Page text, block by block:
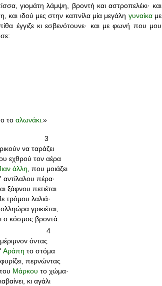
γιομάτη λάμψη, βροντή και αστροπελέκι· και
ιδού μες στην καπνίλα μία μεγάλη γυναίκαμε
έγγιζε κι εσβενότουνε· και με φωνή που μου
το αλωνάκι .»
3
να ταράζει
εχθρού τον αέρα
άλλη , που μοιάζει
αντίλαλου πέρα·
ξάφνου πετιέται
τρόμου λαλιά·
γρικιέται,
ο κόσμος βροντά.
4
όντας
Αράπη το στόμα
περνώντας
Μάρκου το χώμα·
κι αγάλι